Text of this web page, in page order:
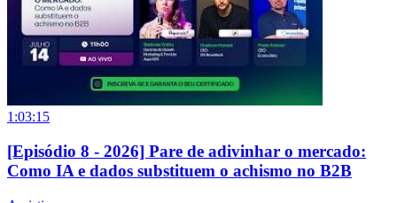
1:03:15
[Episódio 8 - 2026] Pare de adivinhar o mercado:
Como IA e dados substituem o achismo no B2B